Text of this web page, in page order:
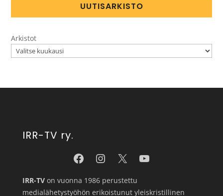
UUTISARKISTO
Arkistot
IRR-TV ry.
IRR-TVon vuonna 1986 perustettu
medialähetystyöhön erikoistunut yleiskristillinen